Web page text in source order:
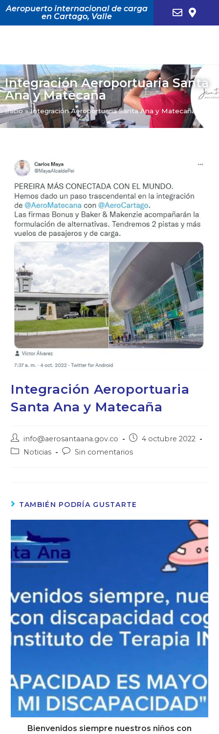
Aeropuerto internacional de carga
en Cartago, Valle
Integración Aeroportuaria Santa
Ana y Matecaña
Inicio»Integración Aeroportuaria Santa Ana y Matecaña
Integración Aeroportuaria
Santa Ana y Matecaña
info@aerosantaana.gov.co
4 octubre 2022
Noticias
Sin comentarios
TAMBIÉN PODRÍA GUSTARTE
Bienvenidos siempre nuestros niños con